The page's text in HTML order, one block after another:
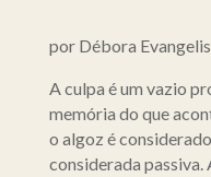
por Débora
A culpa é um vazio
memória do que
o algoz é
considerada